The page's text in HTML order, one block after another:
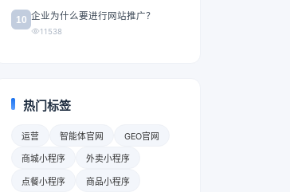
10 企业为什么要进行网站推广？
11538
热门标签
运营 智能体官网 GEO官网
商城小程序 外卖小程序
点餐小程序 商品小程序